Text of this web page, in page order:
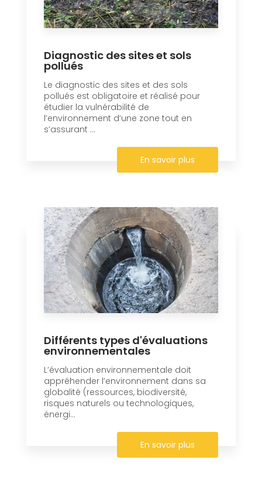
Diagnostic des sites et sols
pollués
Le diagnostic des sites et des sols
pollués est obligatoire et réalisé pour
étudier la vulnérabilité de
l’environnement d’une zone tout en
s’assurant ...
En savoir plus
Différents types d'évaluations
environnementales
L’évaluation environnementale doit
appréhender l’environnement dans sa
globalité (ressources, biodiversité,
risques naturels ou technologiques,
énergi...
En savoir plus